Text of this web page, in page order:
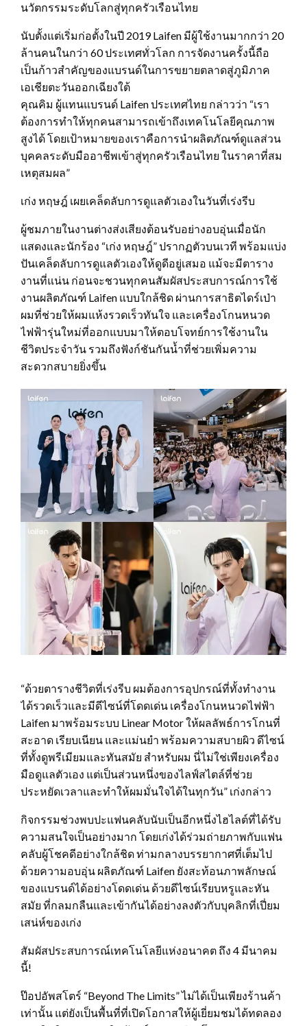
นวัตกรรมระดับโลกสู่ทุกครัวเรือนไทย
นับตั้งแต่เริ่มก่อตั้งในปี 2019 Laifen มีผู้ใช้งานมากกว่า 20
ล้านคนในกว่า 60 ประเทศทั่วโลก การจัดงานครั้งนี้ถือ
เป็นก้าวสำคัญของแบรนด์ในการขยายตลาดสู่ภูมิภาค
เอเชียตะวันออกเฉียงใต้
คุณคิม ผู้แทนแบรนด์ Laifen ประเทศไทย กล่าวว่า “เรา
ต้องการทำให้ทุกคนสามารถเข้าถึงเทคโนโลยีคุณภาพ
สูงได้ โดยเป้าหมายของเราคือการนำผลิตภัณฑ์ดูแลส่วน
บุคคลระดับมืออาชีพเข้าสู่ทุกครัวเรือนไทย ในราคาที่สม
เหตุสมผล”
เก่ง หฤษฎ์ เผยเคล็ดลับการดูแลตัวเองในวันที่เร่งรีบ
ผู้ชมภายในงานต่างส่งเสียงต้อนรับอย่างอบอุ่นเมื่อนัก
แสดงและนักร้อง “เก่ง หฤษฎ์” ปรากฏตัวบนเวที พร้อมแบ่ง
ปันเคล็ดลับการดูแลตัวเองให้ดูดีอยู่เสมอ แม้จะมีตาราง
งานที่แน่น ก่อนจะชวนทุกคนสัมผัสประสบการณ์การใช้
งานผลิตภัณฑ์ Laifen แบบใกล้ชิด ผ่านการสาธิตไดร์เป่า
ผมที่ช่วยให้ผมแห้งรวดเร็วทันใจ และเครื่องโกนหนวด
ไฟฟ้ารุ่นใหม่ที่ออกแบบมาให้ตอบโจทย์การใช้งานใน
ชีวิตประจำวัน รวมถึงฟังก์ชันกันน้ำที่ช่วยเพิ่มความ
สะดวกสบายยิ่งขึ้น
“ด้วยตารางชีวิตที่เร่งรีบ ผมต้องการอุปกรณ์ที่ทั้งทำงาน
ได้รวดเร็วและมีดีไซน์ที่โดดเด่น เครื่องโกนหนวดไฟฟ้า
Laifen มาพร้อมระบบ Linear Motor ให้ผลลัพธ์การโกนที่
สะอาด เรียบเนียน และแม่นยำ พร้อมความสบายผิว ดีไซน์
ที่ทั้งดูพรีเมียมและทันสมัย สำหรับผม นี่ไม่ใช่เพียงเครื่อง
มือดูแลตัวเอง แต่เป็นส่วนหนึ่งของไลฟ์สไตล์ที่ช่วย
ประหยัดเวลาและทำให้ผมมั่นใจได้ในทุกวัน” เก่งกล่าว
กิจกรรมช่วงพบปะแฟนคลับนับเป็นอีกหนึ่งไฮไลต์ที่ได้รับ
ความสนใจเป็นอย่างมาก โดยเก่งได้ร่วมถ่ายภาพกับแฟน
คลับผู้โชคดีอย่างใกล้ชิด ท่ามกลางบรรยากาศที่เต็มไป
ด้วยความอบอุ่น ผลิตภัณฑ์ Laifen ยังสะท้อนภาพลักษณ์
ของแบรนด์ได้อย่างโดดเด่น ด้วยดีไซน์เรียบหรูและทัน
สมัย ที่กลมกลืนและเข้ากันได้อย่างลงตัวกับบุคลิกที่เปี่ยม
เสน่ห์ของเก่ง
สัมผัสประสบการณ์เทคโนโลยีแห่งอนาคต ถึง 4 มีนาคม
นี้!
ป๊อปอัพสโตร์ “Beyond The Limits” ไม่ได้เป็นเพียงร้านค้า
เท่านั้น แต่ยังเป็นพื้นที่ที่เปิดโอกาสให้ผู้เยี่ยมชมได้ทดลอง